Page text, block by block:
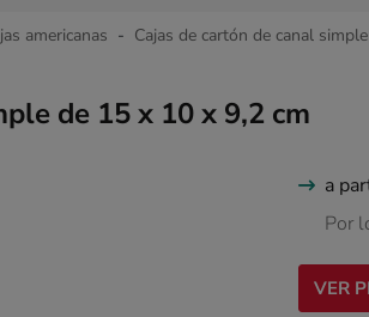
americanas Cajas de cartón de canal simple
de 15 x 10 x 9,2 cm
a
Por
VER